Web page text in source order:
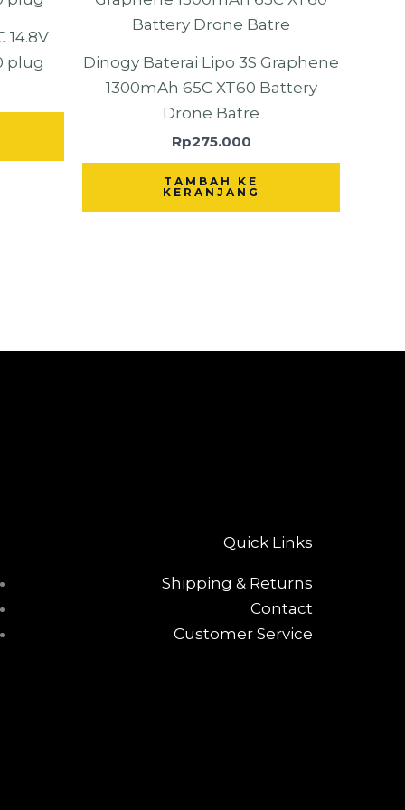
14.8V
plug
Dinogy Baterai Lipo 3S Graphene
1300mAh 65C XT60 Battery
Drone Batre
Rp275.000
TAMBAH KE
KERANJANG
Quick Links
Shipping & Returns
Contact
Customer Service